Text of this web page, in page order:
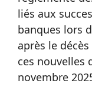
liés aux
banques lors
après le
ces nouvelles
novembre